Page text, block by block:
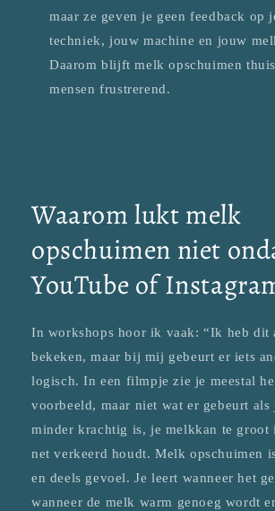
maar ze geven je geen feedback op
techniek, jouw machine en jouw
Daarom blijft melk opschuimen
mensen frustrerend.
Waarom lukt melk
opschuimen niet
YouTube of
In workshops hoor ik vaak: “Ik heb dit
bekeken, maar bij mij gebeurt er iets
logisch. In een filmpje zie je meestal
voorbeeld, maar niet wat er gebeurt
minder krachtig is, je melkkan te groot
net verkeerd houdt. Melk opschuimen
en deels gevoel. Je leert wanneer het
wanneer de melk warm genoeg wordt